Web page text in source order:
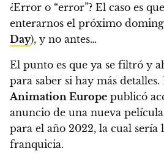
¿Error o “error”? El caso es
enterarnos el próximo
Day), y no antes…
El punto es que ya se filtró y
para saber si hay más detalles.
Animation Europe publicó
anuncio de una nueva película
para el año 2022, la cual sería
franquicia.